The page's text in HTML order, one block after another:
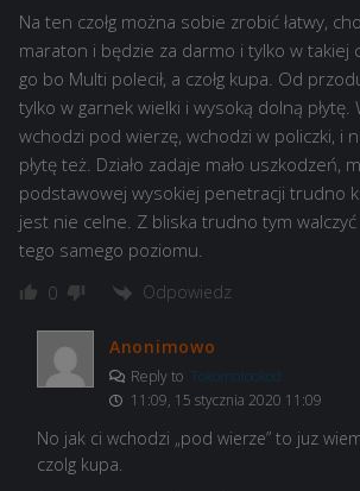
Na ten czołg można sobie zrobić łatwy,
maraton i będzie za darmo i tylko w takiej
go bo Multi polecił, a czołg kupa. Od
tylko w garnek wielki i wysoką dolną płytę.
wchodzi pod wierzę, wchodzi w policzki, i
płytę też. Działo zadaje mało uszkodzeń,
podstawowej wysokiej penetracji trudno
jest nie celne. Z bliska trudno tym walczyć
tego samego poziomu.
0 Odpowiedz
Anonimowo
Reply to Tokomotookod
11:09, 15 stycznia 2020 11:09
No jak ci wchodzi „pod wierze” to juz
czolg kupa.